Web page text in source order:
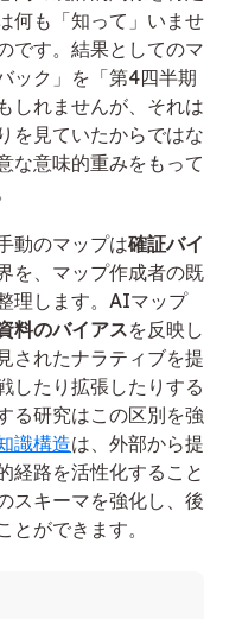
何も「知って」いませ
です。結果としてのマ
ック」を「第4四半期
しれませんが、それは
を見ていたからではな
な意味的重みをもって
動のマップは確証バイ
を、マップ作成者の既
理します。AIマップ
料のバイアスを反映し
されたナラティブを提
したり拡張したりする
る研究はこの区別を強
識構造は、外部から提
経路を活性化すること
スキーマを強化し、後
ができます。